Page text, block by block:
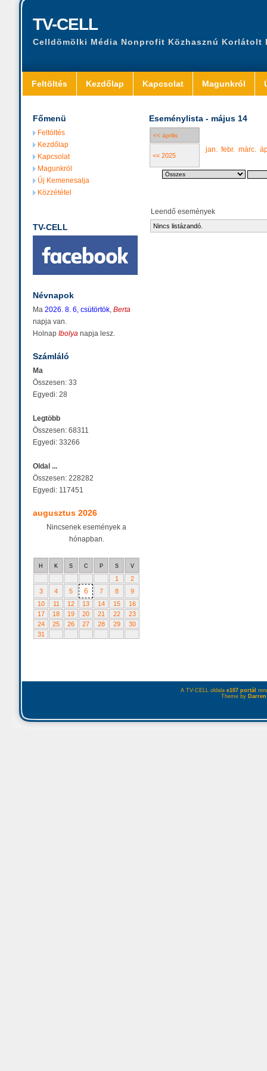
TV-CELL
Celldömölki Média Nonprofit Közhasznú Korlátolt
Feltöltés Kezdőlap Kapcsolat Magunkról
Főmenü
Feltöltés
Kezdőlap
Kapcsolat
Magunkról
Új Kemenesalja
Közzététel
TV-CELL
Névnapok
Ma 2026. 8. 6, csütörtök, Berta
napja van.
Holnap Ibolya napja lesz.
Számláló
Ma
Összesen: 33
Egyedi: 28
Legtöbb
Összesen: 68311
Egyedi: 33266
Oldal ...
Összesen: 228282
Egyedi: 117451
augusztus 2026
Nincsenek események a
hónapban.
H K S C P S V
1
2
3
4 5 6 7 8
9
10
11 12 13 14 15
16
17
18 19 20 21 22
23
24
25 26 27 28 29
30
31
Eseménylista - május 14
<< április
<< 2025
jan. febr. márc.
Leendő események
Nincs listázandó.
A TV-CELL oldala e107 portál
Theme by